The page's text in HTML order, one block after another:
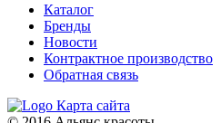
Каталог
Бренды
Новости
Контрактное производство
Обратная связь
Карта сайта